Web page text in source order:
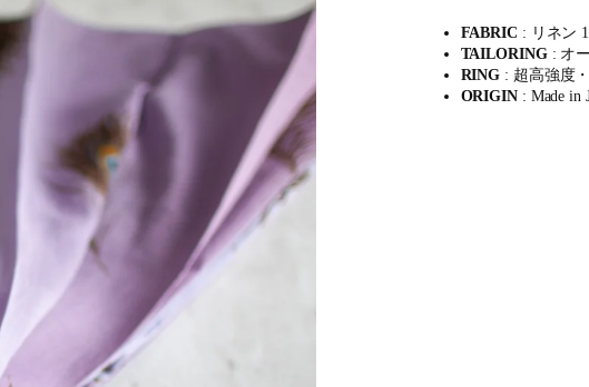
FABRIC : リネン
TAILORING: オ
RING : 超高強度
ORIGIN: Made in